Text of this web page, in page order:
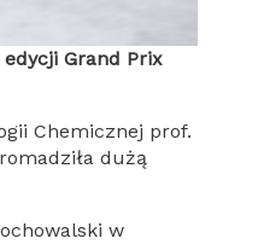
Grand Prix
Chemicznej prof.
dużą
w